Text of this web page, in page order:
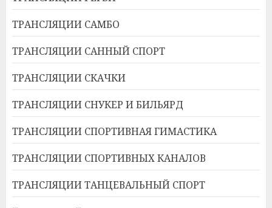
ТРАНСЛЯЦИИ САМБО
ТРАНСЛЯЦИИ САННЫЙ СПОРТ
ТРАНСЛЯЦИИ СКАЧКИ
ТРАНСЛЯЦИИ СНУКЕР И БИЛЬЯРД
ТРАНСЛЯЦИИ СПОРТИВНАЯ ГИМАСТИКА
ТРАНСЛЯЦИИ СПОРТИВНЫХ КАНАЛОВ
ТРАНСЛЯЦИИ ТАНЦЕВАЛЬНЫЙ СПОРТ